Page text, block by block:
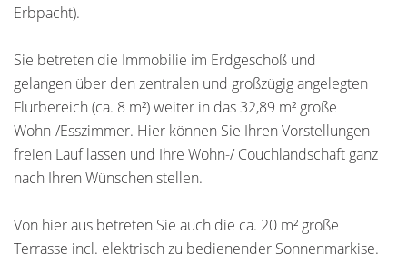
Erbpacht).
Sie betreten die Immobilie im Erdgeschoß und
gelangen über den zentralen und großzügig angelegten
Flurbereich (ca. 8 m²) weiter in das 32,89 m² große
Wohn-/Esszimmer. Hier können Sie Ihren Vorstellungen
freien Lauf lassen und Ihre Wohn-/ Couchlandschaft ganz
nach Ihren Wünschen stellen.
Von hier aus betreten Sie auch die ca. 20 m² große
Terrasse incl. elektrisch zu bedienender Sonnenmarkise.